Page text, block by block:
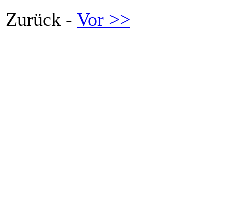
Zurück - Vor >>